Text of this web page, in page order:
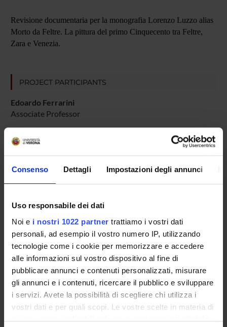
Consenso Dettagli Impostazioni degli annunci
Uso responsabile dei dati
Noi e i nostri 1022 partner trattiamo i vostri dati
personali, ad esempio il vostro numero IP, utilizzando
tecnologie come i cookie per memorizzare e accedere
alle informazioni sul vostro dispositivo al fine di
pubblicare annunci e contenuti personalizzati, misurare
gli annunci e i contenuti, ricercare il pubblico e sviluppare
i servizi. Avete la possibilità di scegliere chi utilizza i
vostri dati e per quali scopi. Le vostre scelte in materia di
privacy sono applicabili solo su questa proprietà digitale
Revisione documentaria per la monografia Lorenzo Luzzo alias
Morto da Feltre. La pittura del primo Cinquecento tra Feltre,
Zara e Venezia.
PROJECT PARTICIPANTS
Edoardo Ferrarini
Associate Professor
Giorgio Fossaluzza
Full Professor
RESEARCH AREAS INVOLVED IN THE PROJECT
Storia dell'arte
ACTIVITIES
RESEARCH AREAS
RESEARCH GROUPS